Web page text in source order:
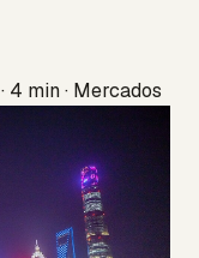
4 min · Mercados